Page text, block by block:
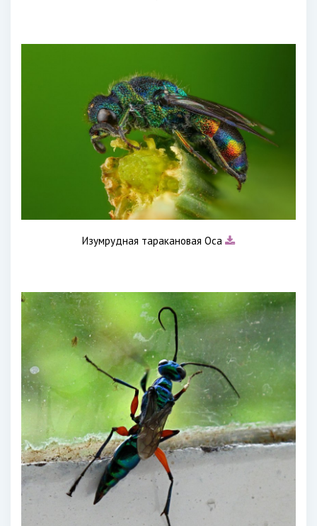
Изумрудная таракановая Оса